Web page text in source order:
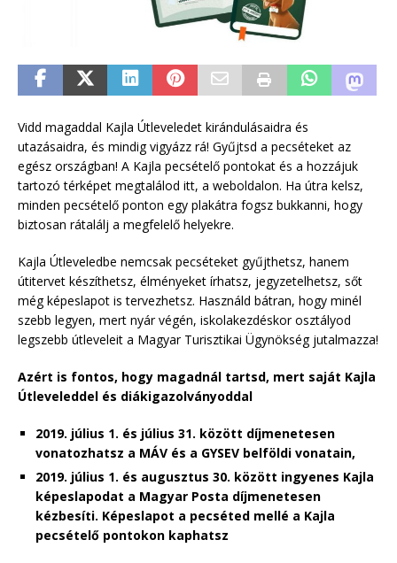
Vidd magaddal Kajla Útleveledet kirándulásaidra és
utazásaidra, és mindig vigyázz rá! Gyűjtsd a pecséteket az
egész országban! A Kajla pecsételő pontokat és a hozzájuk
tartozó térképet megtalálod itt, a weboldalon. Ha útra kelsz,
minden pecsételő ponton egy plakátra fogsz bukkanni, hogy
biztosan rátalálj a megfelelő helyekre.
Kajla Útleveledbe nemcsak pecséteket gyűjthetsz, hanem
útitervet készíthetsz, élményeket írhatsz, jegyzetelhetsz, sőt
még képeslapot is tervezhetsz. Használd bátran, hogy minél
szebb legyen, mert nyár végén, iskolakezdéskor osztályod
legszebb útleveleit a Magyar Turisztikai Ügynökség jutalmazza!
Azért is fontos, hogy magadnál tartsd, mert saját Kajla
Útleveleddel és diákigazolványoddal
2019. július 1. és július 31. között díjmenetesen
vonatozhatsz a MÁV és a GYSEV belföldi vonatain,
2019. július 1. és augusztus 30. között ingyenes Kajla
képeslapodat a Magyar Posta díjmenetesen
kézbesíti. Képeslapot a pecséted mellé a Kajla
pecsételő pontokon kaphatsz